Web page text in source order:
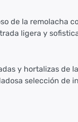
de la remolacha
ligera y
y hortalizas de
selección de